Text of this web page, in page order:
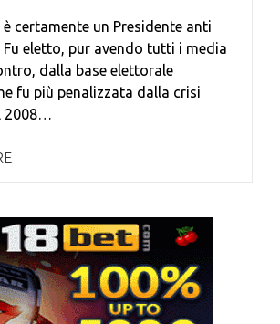
certamente un Presidente anti
eletto, pur avendo tutti i media
dalla base elettorale
fu più penalizzata dalla crisi
2008…